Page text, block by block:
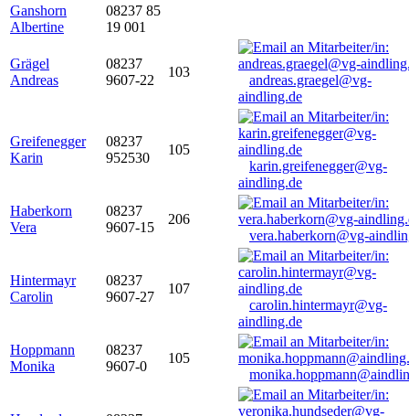
Ganshorn
Albertine
08237 85
19 001
Grägel
Andreas
08237
9607-22
103
andreas.graegel@vg-
aindling.de
Greifenegger
Karin
08237
952530
105
karin.greifenegger@vg-
aindling.de
Haberkorn
Vera
08237
9607-15
206
vera.haberkorn@vg-
Hintermayr
Carolin
08237
9607-27
107
carolin.hintermayr@vg-
aindling.de
Hoppmann
Monika
08237
9607-0
105